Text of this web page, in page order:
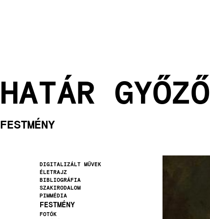
DIGITALIZÁLT MŰVEK
ÉLETRAJZ
BIBLIOGRÁFIA
SZAKIRODALOM
PIMMÉDIA
FESTMÉNY
FOTÓK
HATÁR GYŐZŐ
FESTMÉNY